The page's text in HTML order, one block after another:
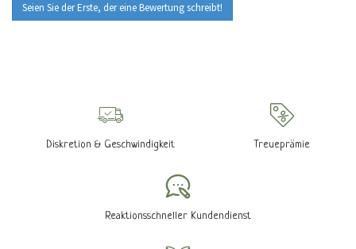
Seien Sie der Erste, der eine Bewertung schreibt!
Diskretion & Geschwindigkeit Treueprämie
Reaktionsschneller Kundendienst